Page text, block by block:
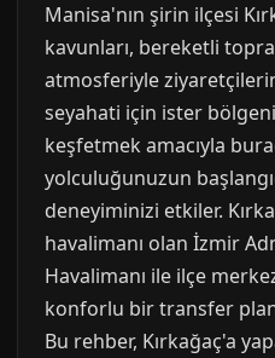
Manisa'nın şirin ilçesi
kavunları, bereketli
atmosferiyle
seyahati için ister
keşfetmek amacıyla
yolculuğunuzun
deneyiminizi etkiler.
havalimanı olan İzmir
Havalimanı ile ilçe
konforlu bir transfer
Bu rehber, Kırkağaç'a